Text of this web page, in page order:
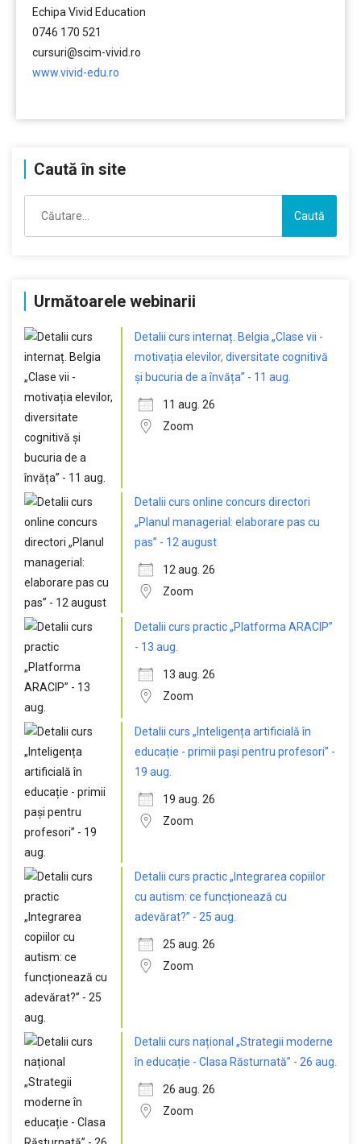
Echipa Vivid Education
0746 170 521
cursuri@scim-vivid.ro
www.vivid-edu.ro
Caută în site
după:
Următoarele webinarii
Detalii curs internaț. Belgia „Clase vii -
motivația elevilor, diversitate cognitivă
și bucuria de a învăța” - 11 aug.
11 aug. 26
Zoom
Detalii curs online concurs directori
„Planul managerial: elaborare pas cu
pas” - 12 august
12 aug. 26
Zoom
Detalii curs practic „Platforma ARACIP”
- 13 aug.
13 aug. 26
Zoom
Detalii curs „Inteligența artificială în
educație - primii pași pentru profesori” -
19 aug.
19 aug. 26
Zoom
Detalii curs practic „Integrarea copiilor
cu autism: ce funcționează cu
adevărat?” - 25 aug.
25 aug. 26
Zoom
Detalii curs național „Strategii moderne
în educație - Clasa Răsturnată” - 26 aug.
26 aug. 26
Zoom